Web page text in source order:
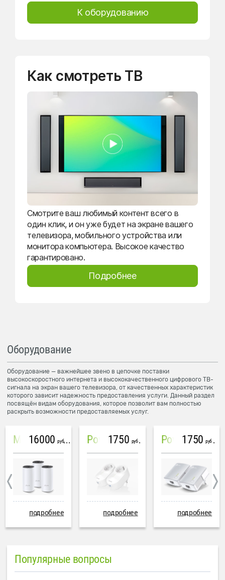
К оборудованию
Как смотреть ТВ
Смотрите ваш любимый контент всего в
один клик, и он уже будет на экране вашего
телевизора, мобильного устройства или
монитора компьютера. Высокое качество
гарантировано.
Подробнее
Оборудование
Оборудование — важнейшее звено в цепочке поставки
высокоскоростного интернета и высококачественного цифрового ТВ-
сигнала на экран вашего телевизора, от качественных характеристик
которого зависит надежность предоставления услуги. Данный раздел
посвящён видам оборудования, которое позволит вам полностью
раскрыть возможности предоставляемых услуг.
Mesh система TP-Link Deco M4 (3 устройства)
16000 руб
подробнее
PowerLine Tenda PH6
1750 руб
подробнее
PowerLine TP-Link AV600
1750 руб
подробнее
Популярные вопросы